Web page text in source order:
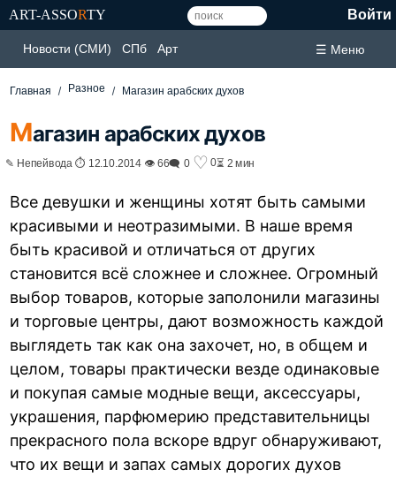
ART-ASSORTY Войти
Новости (СМИ) СПб Арт ☰ Меню
Главная Разное Магазин арабских духов
Магазин арабских духов
✎ Непейвода ⏱ 12.10.2014 👁 66🗨 0 ♡ 0⏳ 2 мин
Все девушки и женщины хотят быть самыми
красивыми и неотразимыми. В наше время
быть красивой и отличаться от других
становится всё сложнее и сложнее. Огромный
выбор товаров, которые заполонили магазины
и торговые центры, дают возможность каждой
выглядеть так как она захочет, но, в общем и
целом, товары практически везде одинаковые
и покупая самые модные вещи, аксессуары,
украшения, парфюмерию представительницы
прекрасного пола вскоре вдруг обнаруживают,
что их вещи и запах самых дорогих духов